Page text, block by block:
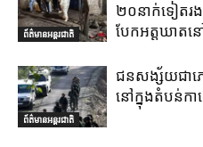
ព័ត៌មានអន្តរជាតិ
២០នាក់ទៀតរង
បែកអត្តឃាតន
ព័ត៌មានអន្តរជាតិ
ជនសង្ស័យជាភ
នៅក្នុងតំបន់កា